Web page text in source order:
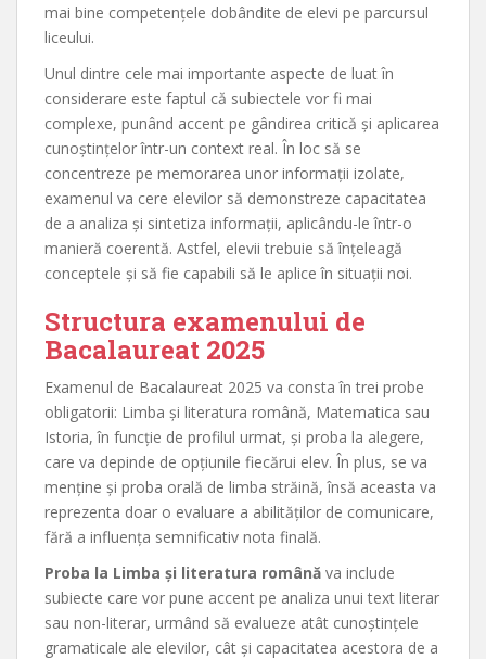
mai bine competențele dobândite de elevi pe parcursul
liceului.
Unul dintre cele mai importante aspecte de luat în
considerare este faptul că subiectele vor fi mai
complexe, punând accent pe gândirea critică și aplicarea
cunoștințelor într-un context real. În loc să se
concentreze pe memorarea unor informații izolate,
examenul va cere elevilor să demonstreze capacitatea
de a analiza și sintetiza informații, aplicându-le într-o
manieră coerentă. Astfel, elevii trebuie să înțeleagă
conceptele și să fie capabili să le aplice în situații noi.
Structura examenului de
Bacalaureat 2025
Examenul de Bacalaureat 2025 va consta în trei probe
obligatorii: Limba și literatura română, Matematica sau
Istoria, în funcție de profilul urmat, și proba la alegere,
care va depinde de opțiunile fiecărui elev. În plus, se va
menține și proba orală de limba străină, însă aceasta va
reprezenta doar o evaluare a abilităților de comunicare,
fără a influența semnificativ nota finală.
Proba la Limba și literatura română va include
subiecte care vor pune accent pe analiza unui text literar
sau non-literar, urmând să evalueze atât cunoștințele
gramaticale ale elevilor, cât și capacitatea acestora de a